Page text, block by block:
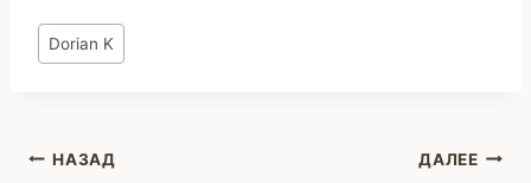
Метки
записи:
Dorian K
Навигация
НАЗАД ДАЛЕЕ